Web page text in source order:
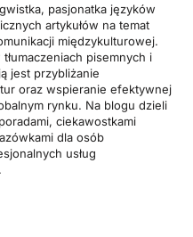
pasjonatka języków
artykułów na temat
międzykulturowej.
pisemnych i
jest przybliżanie
oraz wspieranie efektywnej
rynku. Na blogu dzieli
ciekawostkami
dla osób
usług